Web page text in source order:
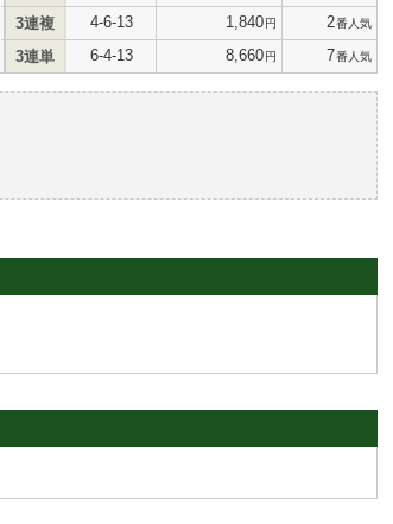
3連複 4-6-13 1,840円 2番人気
3連単 6-4-13 8,660円 7番人気